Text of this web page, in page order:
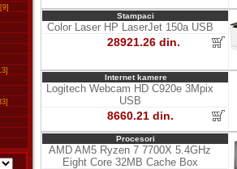
[9]
Stampaci
Color Laser HP LaserJet 150a USB
28921.26 din.
Internet kamere
Logitech Webcam HD C920e 3Mpix
USB
8660.21 din.
Procesori
AMD AM5 Ryzen 7 7700X 5.4GHz
Eight Core 32MB Cache Box